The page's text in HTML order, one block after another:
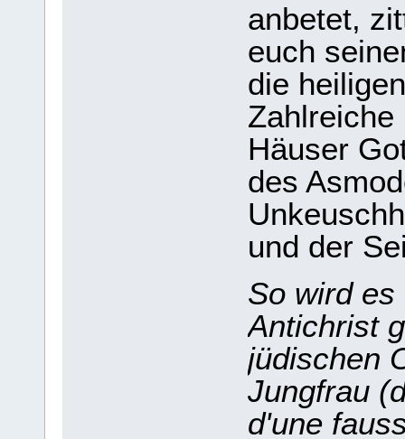
anbetet,
euch
die
Häuser
des
und der
So wird
Antichrist
jüdischen
Jungfrau
d'une